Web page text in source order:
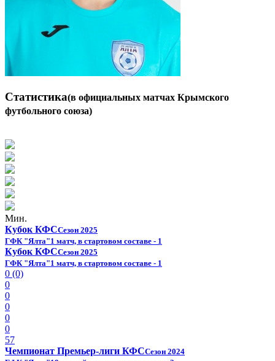
Статистика(в официальных матчах Крымского
футбольного союза)
Мин.
Кубок КФССезон 2025
ГФК "Ялта"1 матч, в стартовом составе - 1
Кубок КФССезон 2025
ГФК "Ялта"1 матч, в стартовом составе - 1
0 (0)
0
0
0
0
0
57
Чемпионат Премьер-лиги КФССезон 2024